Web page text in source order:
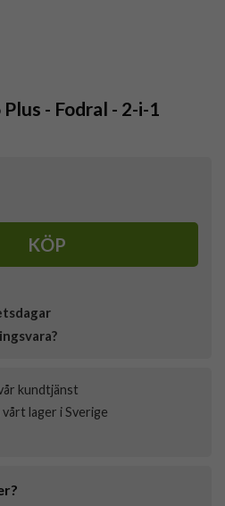
- Fodral - 2-i-1
KÖP
kundtjänst
lager i Sverige